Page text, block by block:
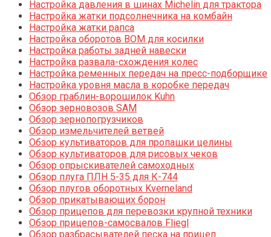
Настройка давления в шинах Michelin для трактора
Настройка жатки подсолнечника на комбайн
Настройка жатки рапса
Настройка оборотов ВОМ для косилки
Настройка работы задней навески
Настройка развала-схождения колес
Настройка ременных передач на пресс-подборщике
Настройка уровня масла в коробке передач
Обзор граблин-ворошилок Kuhn
Обзор зерновозов SAM
Обзор зернопогрузчиков
Обзор измельчителей ветвей
Обзор культиваторов для пропашки целины
Обзор культиваторов для рисовых чеков
Обзор опрыскивателей самоходных
Обзор плуга ПЛН 5-35 для К-744
Обзор плугов оборотных Kverneland
Обзор прикатывающих борон
Обзор прицепов для перевозки крупной техники
Обзор прицепов-самосвалов Fliegl
Обзор разбрасывателей песка на прицеп